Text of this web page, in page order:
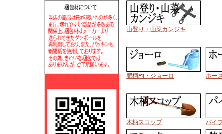
山登り・山菜カンジキ
肥柄杓・ジョーロ ホー
木柄スコップ パイ